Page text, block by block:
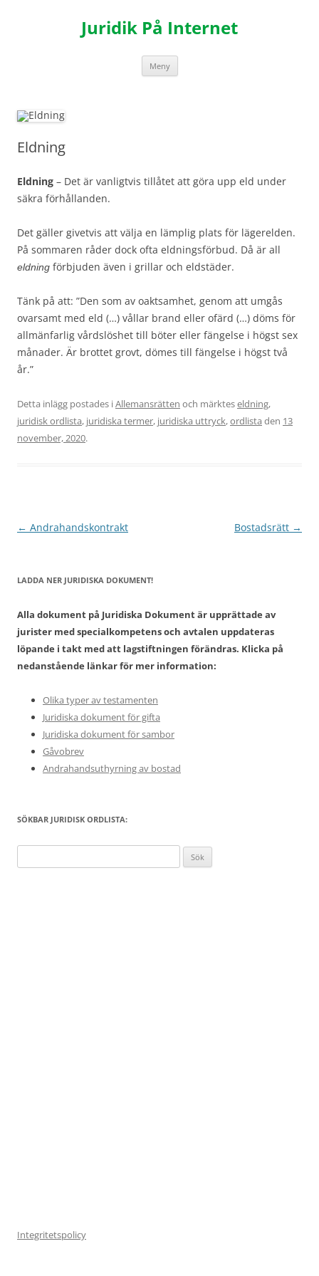
Juridik På Internet
Meny
Eldning
Eldning – Det är vanligtvis tillåtet att göra upp eld under
säkra förhållanden.
Det gäller givetvis att välja en lämplig plats för lägerelden.
På sommaren råder dock ofta eldningsförbud. Då är all
eldning förbjuden även i grillar och eldstäder.
Tänk på att: ”Den som av oaktsamhet, genom att umgås
ovarsamt med eld (…) vållar brand eller ofärd (…) döms för
allmänfarlig vårdslöshet till böter eller fängelse i högst sex
månader. Är brottet grovt, dömes till fängelse i högst två
år.”
Detta inlägg postades iAllemansrätten och märkteseldning,
juridisk ordlista, juridiska termer, juridiska uttryck,ordlista den 13
november, 2020.
Inläggsnavigering
← Andrahandskontrakt Bostadsrätt →
LADDA NER JURIDISKA DOKUMENT!
Alla dokument på Juridiska Dokument är upprättade av
jurister med specialkompetens och avtalen uppdateras
löpande i takt med att lagstiftningen förändras. Klicka på
nedanstående länkar för mer information:
Olika typer av testamenten
Juridiska dokument för gifta
Juridiska dokument för sambor
Gåvobrev
Andrahandsuthyrning av bostad
SÖKBAR JURIDISK ORDLISTA:
efter:
Integritetspolicy